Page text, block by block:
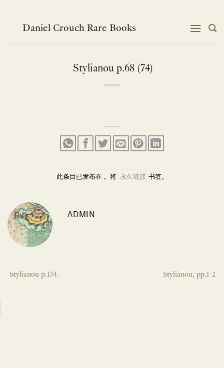
Daniel Crouch Rare Books
Stylianou p.68 (74)
此条目已发布在 。将 永久链接 书签。
ADMIN
Stylianou p.134. Stylianou, pp.1-2